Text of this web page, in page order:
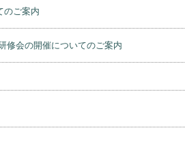
のご案内
修会の開催についてのご案内